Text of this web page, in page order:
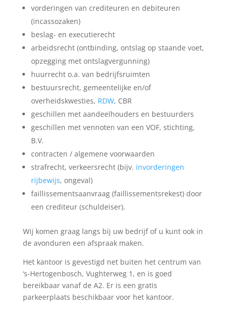
vorderingen van crediteuren en debiteuren
(incassozaken)
beslag- en executierecht
arbeidsrecht (ontbinding, ontslag op staande voet,
opzegging met ontslagvergunning)
huurrecht o.a. van bedrijfsruimten
bestuursrecht, gemeentelijke en/of
overheidskwesties, RDW, CBR
geschillen met aandeelhouders en bestuurders
geschillen met vennoten van een VOF, stichting,
B.V.
contracten / algemene voorwaarden
strafrecht, verkeersrecht (bijv. invorderingen
rijbewijs, ongeval)
faillissementsaanvraag (faillissementsrekest) door
een crediteur (schuldeiser).
Wij komen graag langs bij uw bedrijf of u kunt ook in
de avonduren een afspraak maken.
Het kantoor is gevestigd net buiten het centrum van
‘s-Hertogenbosch, Vughterweg 1, en is goed
bereikbaar vanaf de A2. Er is een gratis
parkeerplaats beschikbaar voor het kantoor.